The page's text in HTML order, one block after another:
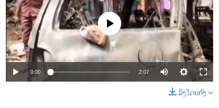
No media source currently available
0:00 2:07
ລິງໂດຍກົງ